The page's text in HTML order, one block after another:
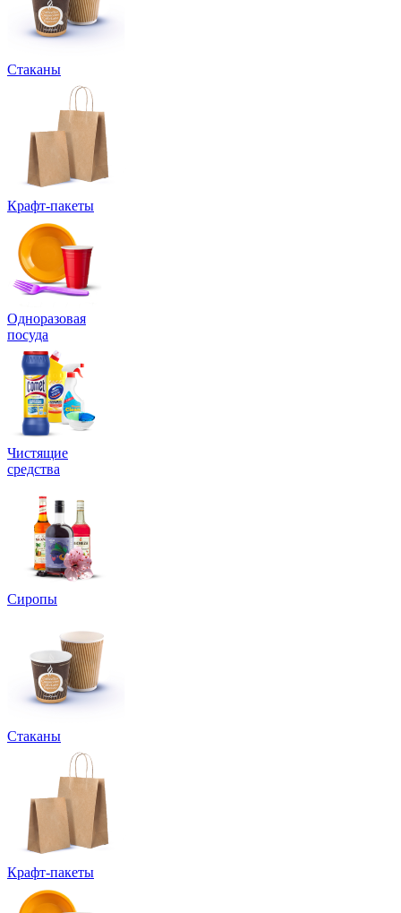
Стаканы
Крафт-пакеты
Одноразовая
посуда
Чистящие
средства
Сиропы
Стаканы
Крафт-пакеты